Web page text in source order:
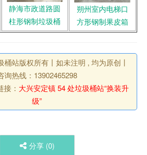
静海市政道路圆
柱形钢制垃圾桶
朔州室内电梯口
方形钢制果皮箱
桶站版权所有丨如未注明 , 均为原创丨
询热线：13902465298
： 大兴安定镇 54 处垃圾桶站“换装升
级”
分享 (0)